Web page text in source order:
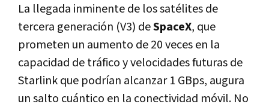
La llegada inminente de los satélites de
tercera generación (V3) deSpaceX, que
prometen un aumento de 20 veces en la
capacidad de tráfico y velocidades futuras de
Starlink que podrían alcanzar 1 GBps, augura
un salto cuántico en la conectividad móvil. No